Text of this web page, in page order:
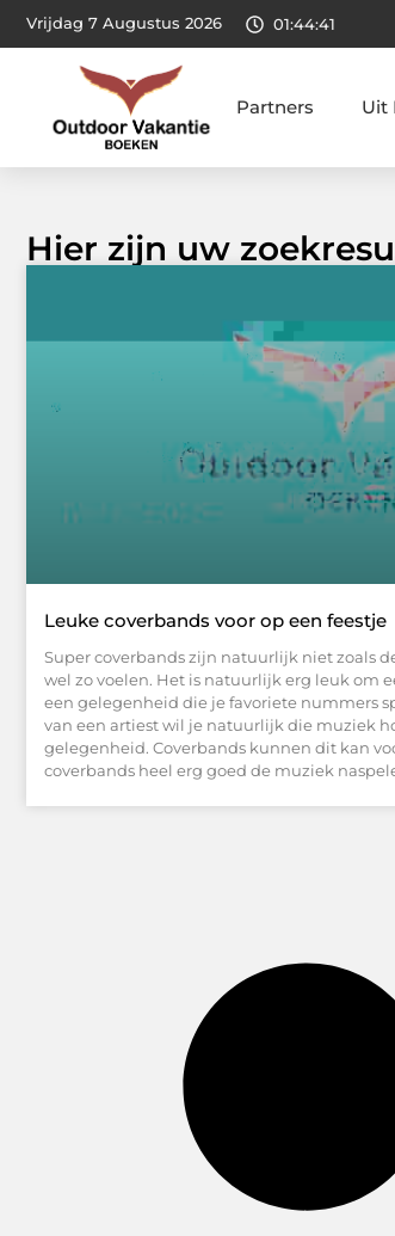
Vrijdag 7 Augustus 2026 01:44:42
Partners Uit
Hier zijn uw
Leuke coverbands voor op een feestje
Super coverbands zijn natuurlijk niet zoals
wel zo voelen. Het is natuurlijk erg leuk om
een gelegenheid die je favoriete nummers
van een artiest wil je natuurlijk die muziek
gelegenheid. Coverbands kunnen dit kan
coverbands heel erg goed de muziek